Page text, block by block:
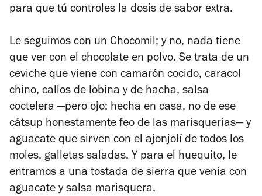
para que tú controles la dosis de sabor extra.
Le seguimos con un Chocomil; y no, nada tiene
que ver con el chocolate en polvo. Se trata de un
ceviche que viene con camarón cocido, caracol
chino, callos de lobina y de hacha, salsa
coctelera —pero ojo: hecha en casa, no de ese
cátsup honestamente feo de las marisquerías— y
aguacate que sirven con el ajonjolí de todos los
moles, galletas saladas. Y para el huequito, le
entramos a una tostada de sierra que venía con
aguacate y salsa marisquera.